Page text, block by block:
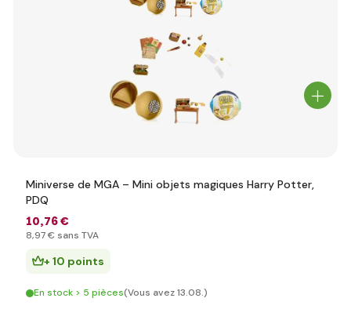
Miniverse de MGA – Mini objets magiques Harry Potter,
PDQ
10,76 €
8,97 € sans TVA
+ 10 points
En stock > 5 pièces(Vous avez 13.08.)